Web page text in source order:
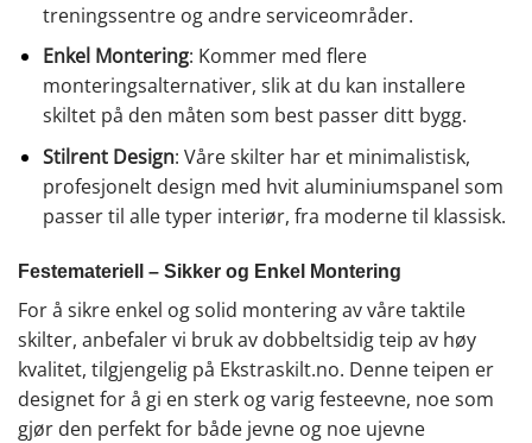
treningssentre og andre serviceområder.
Enkel Montering: Kommer med flere
monteringsalternativer, slik at du kan installere
skiltet på den måten som best passer ditt bygg.
Stilrent Design: Våre skilter har et minimalistisk,
profesjonelt design med hvit aluminiumspanel som
passer til alle typer interiør, fra moderne til klassisk.
Festemateriell – Sikker og Enkel Montering
For å sikre enkel og solid montering av våre taktile
skilter, anbefaler vi bruk av dobbeltsidig teip av høy
kvalitet, tilgjengelig på Ekstraskilt.no. Denne teipen er
designet for å gi en sterk og varig festeevne, noe som
gjør den perfekt for både jevne og noe ujevne